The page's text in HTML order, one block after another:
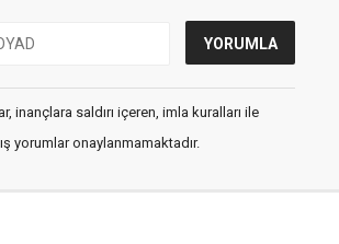
inançlara saldırı içeren, imla kuralları ile
yorumlar onaylanmamaktadır.